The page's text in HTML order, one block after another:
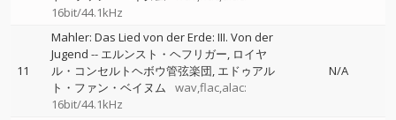
16bit/44.1kHz
11
Mahler: Das Lied von der Erde: III. Von der
Jugend -- エルンスト・ヘフリガー ロイヤ
ル・コンセルトヘボウ管弦楽団 エドゥアル
ト・ファン・ベイヌム
wav,flac,alac:
16bit/44.1kHz
N/A